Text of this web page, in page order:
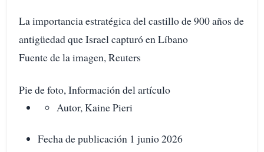
La importancia estratégica del castillo de 900 años de
antigüedad que Israel capturó en Líbano
Fuente de la imagen, Reuters
Pie de foto, Información del artículo
Autor, Kaine Pieri
Fecha de publicación 1 junio 2026